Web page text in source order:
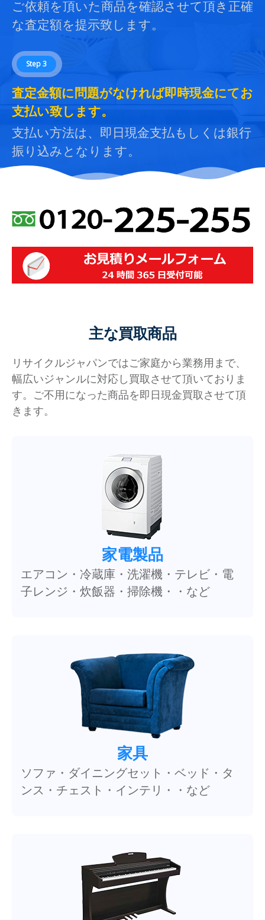
ご依頼を頂いた商品を確認させて頂き正確
な査定額を提示致します。
Step 3
査定金額に問題がなければ即時現金にてお
支払い致します。
支払い方法は、即日現金支払もしくは銀行
振り込みとなります。
主な買取商品
リサイクルジャパンではご家庭から業務用まで、
幅広いジャンルに対応し買取させて頂いておりま
す。ご不用になった商品を即日現金買取させて頂
きます。
家電製品
エアコン・冷蔵庫・洗濯機・テレビ・電
子レンジ・炊飯器・掃除機・・など
家具
ソファ・ダイニングセット・ベッド・タ
ンス・チェスト・インテリ・・など